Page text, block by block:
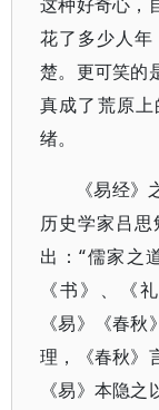
花了多少人
楚。更可笑
真成了荒原
绪。
《易经
历史学家吕
出：“儒家之
《书》、《
《易》《春
理，《春秋》
《易》本隐